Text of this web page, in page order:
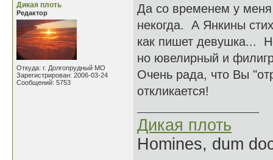
Дикая плоть
Редактор
Откуда: г. Долгопрудный МО
Зарегистрирован: 2006-03-24
Сообщений: 5753
Да со временем у меня
некогда. А Янкины
как пишет девушка...
но ювелирный и
Очень рада, что Вы
откликается!
Дикая плоть
Homines, dum